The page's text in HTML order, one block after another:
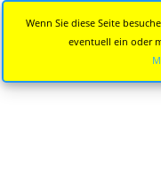
Wenn Sie diese Seite
eventuell ein oder